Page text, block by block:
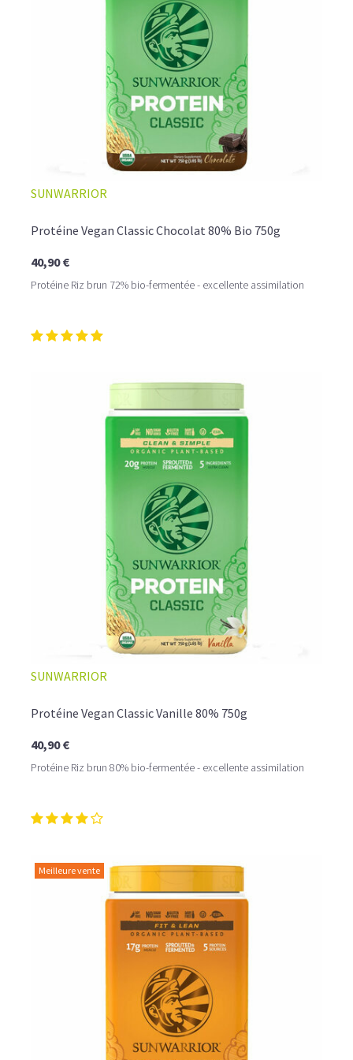
☕ LATTE MACCHIATO GLACÉ
L’ÉQUILIBRE PARFAIT ENTRE DOUCEUR ET INTENSITÉ
Un café riche avec un soupçon de caramel pour un
moment de pure détente… ou de concentration avant le
Une énergie immédiate et stable, sans pic de glycémie,
qui vous accompagne toute la matinée et un allié parfait
après l’entraînement.
Pour ceux qui veulent retrouver le plaisir d’un vrai café
glacé, sans se sentir lourd ni affamé.
Latte Macchiato Glacé Protéiné
🍯 CAFÉ FRAPPÉ AU CARAMEL PROTÉINÉ
LE PLAISIR D’UN DESSERT GLACÉ, SANS LE SUCRE EN
SUNWARRIOR
Protéine Vegan Classic Chocolat 80% Bio 750g
40,90 €
Protéine Riz brun 72% bio-fermentée - excellente assimilation
SUNWARRIOR
Protéine Vegan Classic Vanille 80% 750g
40,90 €
Protéine Riz brun 80% bio-fermentée - excellente assimilation
Meilleure vente